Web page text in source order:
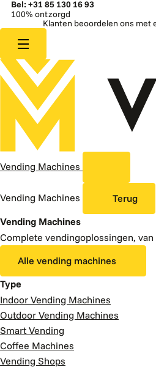
Bel: +31 85 130 16 93
100% ontzorgd
Klanten beoordelen ons met
Vending Machines
Vending Machines
Terug
Vending Machines
Complete vendingoplossingen,
Alle vending machines
Type
Indoor Vending Machines
Outdoor Vending Machines
Smart Vending
Coffee Machines
Vending Shops